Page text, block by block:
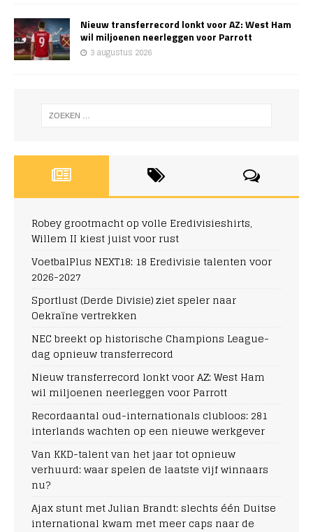
Nieuw transferrecord lonkt voor AZ: West Ham
wil miljoenen neerleggen voor Parrott
3 augustus 2026
Robey grootmacht op volle Eredivisieshirts,
Willem II kiest juist voor rust
VoetbalPlus NEXT18: 18 Eredivisie talenten voor
2026-2027
Sportlust (Derde Divisie) ziet speler naar
Oekraïne vertrekken
NEC breekt op historische Champions League-
dag opnieuw transferrecord
Nieuw transferrecord lonkt voor AZ: West Ham
wil miljoenen neerleggen voor Parrott
Recordaantal oud-internationals clubloos: 281
interlands wachten op een nieuwe werkgever
Van KKD-talent van het jaar tot opnieuw
verhuurd: waar spelen de laatste vijf winnaars
nu?
Ajax stunt met Julian Brandt: slechts één Duitse
international kwam met meer caps naar de